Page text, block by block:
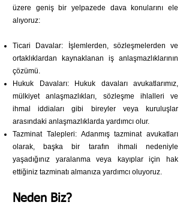
üzere geniş bir yelpazede dava konularını ele
alıyoruz:
Ticari Davalar: İşlemlerden, sözleşmelerden ve
ortaklıklardan kaynaklanan iş anlaşmazlıklarının
çözümü.
Hukuk Davaları: Hukuk davaları avukatlarımız,
mülkiyet anlaşmazlıkları, sözleşme ihlalleri ve
ihmal iddiaları gibi bireyler veya kuruluşlar
arasındaki anlaşmazlıklarda yardımcı olur.
Tazminat Talepleri: Adanmış tazminat avukatları
olarak, başka bir tarafın ihmali nedeniyle
yaşadığınız yaralanma veya kayıplar için hak
ettiğiniz tazminatı almanıza yardımcı oluyoruz.
Neden Biz?